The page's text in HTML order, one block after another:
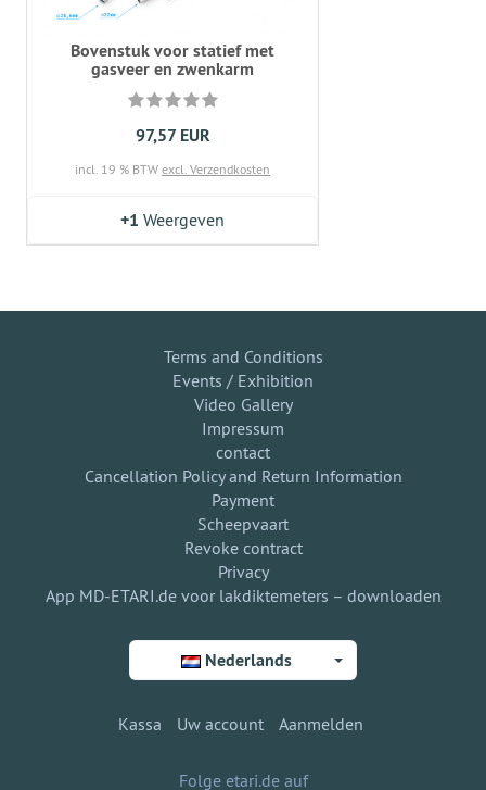
Bovenstuk voor statief met
gasveer en zwenkarm
97,57 EUR
incl. 19 % BTW excl. Verzendkosten
+1 Weergeven
Terms and Conditions
Events / Exhibition
Video Gallery
Impressum
contact
Cancellation Policy and Return Information
Payment
Scheepvaart
Revoke contract
Privacy
App MD-ETARI.de voor lakdiktemeters – downloaden
Nederlands
Kassa Uw account Aanmelden
Folge etari.de auf